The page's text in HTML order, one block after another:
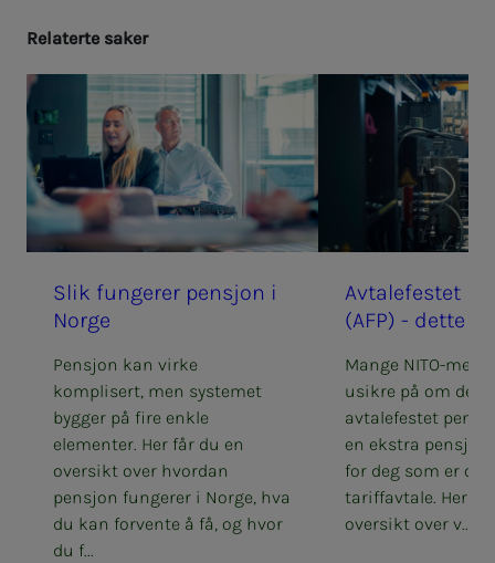
Re­la­­­ter­­­te sa­­­ker
Slik fun­­­ge­­­rer pen­­­sjon i
Nor­­­ge
Pensjon kan virke
komplisert, men systemet
bygger på fire enkle
elementer. Her får du en
oversikt over hvordan
pensjon fungerer i Norge, hva
du kan forvente å få, og hvor
du f...
Av­­ta­­le­­­fes­­­tet
(AFP) - det­­­te
Mange NITO-
usikre på om de
avtalefestet
en ekstra
for deg som er
tariffavtale. Her
oversikt over v...